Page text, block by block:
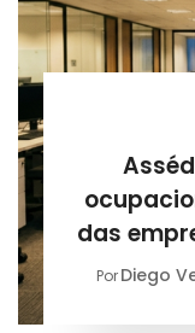
das
PorDiego